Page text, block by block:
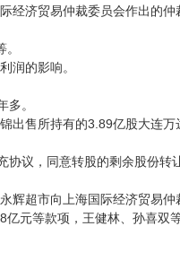
经济贸易仲裁委员会作出的
润的影响。
。
出售所持有的3.89亿股大连
议，同意转股的剩余股份转
超市向上海国际经济贸易仲
元等款项，王健林、孙喜双